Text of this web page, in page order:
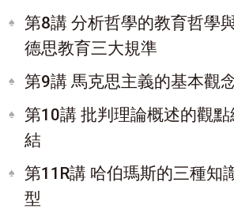
第8講 分析哲學的教育哲學
德思教育三大規準
第9講 馬克思主義的基本觀
第10講 批判理論概述的觀點
結
第11R講 哈伯瑪斯的三種知
型